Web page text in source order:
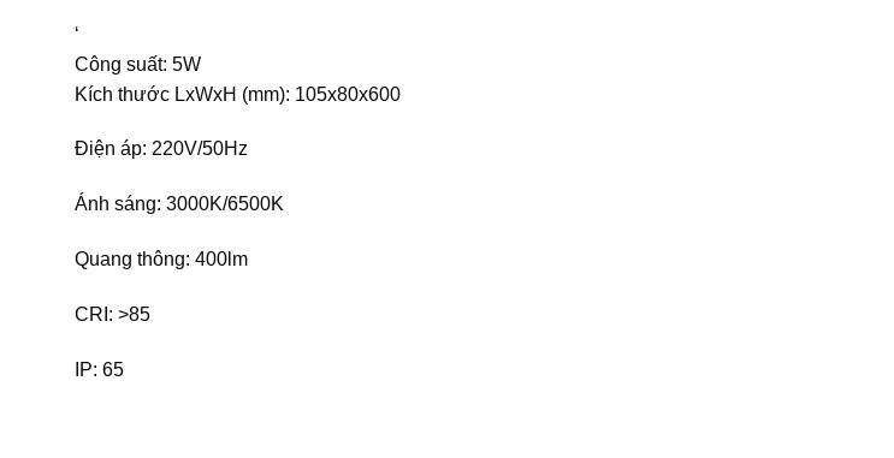
‘
Công suất: 5W
Kích thước LxWxH (mm): 105x80x600
Điện áp: 220V/50Hz
Ánh sáng: 3000K/6500K
Quang thông: 400lm
CRI: >85
IP: 65